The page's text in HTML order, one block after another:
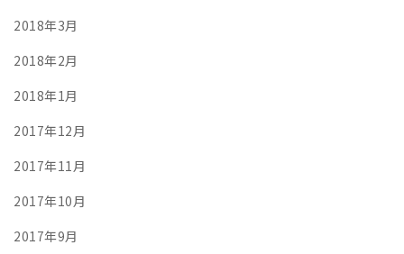
2018年3月
2018年2月
2018年1月
2017年12月
2017年11月
2017年10月
2017年9月